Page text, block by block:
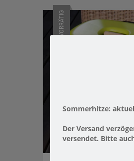
NICHT VORRÄTIG
Sommerhitze:
Der Versand
versendet. Bitte